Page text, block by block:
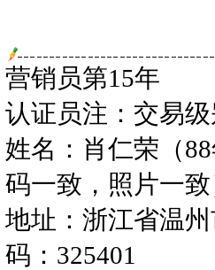
营销员第15年
认证员注：交易
姓名：肖仁荣（
码一致，照片一
地址：浙江省温
码：325401